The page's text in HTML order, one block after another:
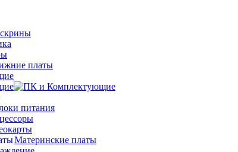
платы
питания
Материнские платы